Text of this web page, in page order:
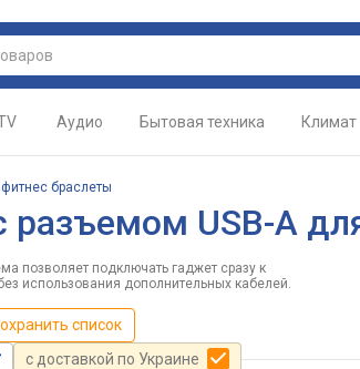
Аудио Бытовая техника Климат
браслеты
USB-A
позволяет подключать гаджет сразу к
использования дополнительных кабелей.
список
с доставкой по Украине